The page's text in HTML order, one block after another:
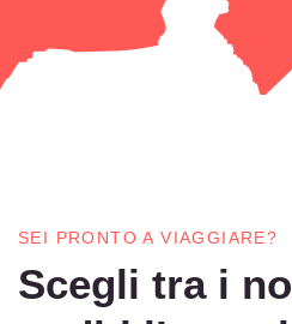
SEI PRONTO A VIAGGIARE?
Scegli tra i